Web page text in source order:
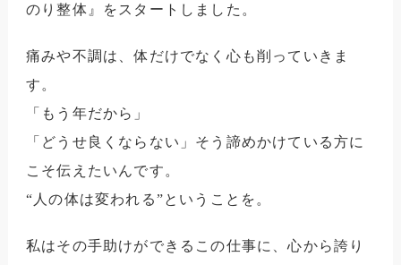
のり整体』をスタートしました。
痛みや不調は、体だけでなく心も削っていきま
す。
「もう年だから」
「どうせ良くならない」そう諦めかけている方に
こそ伝えたいんです。
“人の体は変われる”ということを。
私はその手助けができるこの仕事に、心から誇り